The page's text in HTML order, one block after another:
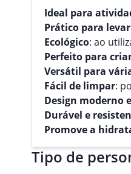
Ideal para
Prático para
Ecológico: ao
Perfeito para
Versátil para
Fácil de limpar:
Design moderno
Durável e
Promove a
Tipo de